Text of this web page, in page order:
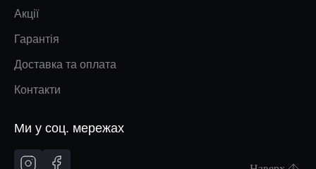
Акції
Гарантія
Доставка та оплата
Контакти
Ми у соц. мережах